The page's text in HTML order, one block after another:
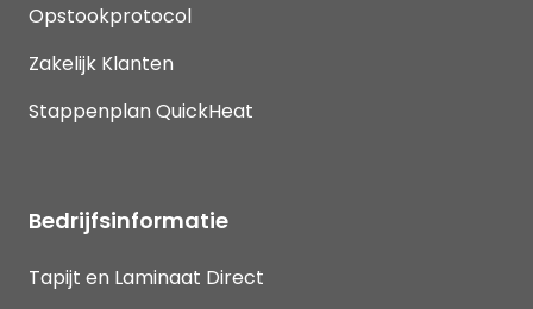
Opstookprotocol
Zakelijk Klanten
Stappenplan QuickHeat
Bedrijfsinformatie
Tapijt en Laminaat Direct